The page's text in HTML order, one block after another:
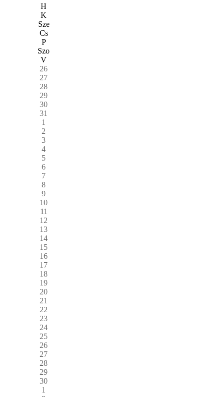
H
K
Sze
Cs
P
Szo
V
26
27
28
29
30
31
1
2
3
4
5
6
7
8
9
10
11
12
13
14
15
16
17
18
19
20
21
22
23
24
25
26
27
28
29
30
1